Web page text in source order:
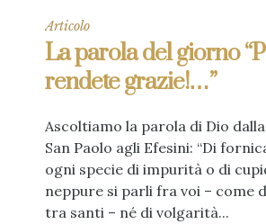
Articolo
La parola del giorno
rendete grazie!…”
Ascoltiamo la parola di Dio
San Paolo agli Efesini: “Di
ogni specie di impurità o di
neppure si parli fra voi – come
tra santi – né di volgarità...